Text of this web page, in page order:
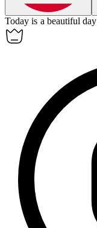
Today is a beautiful